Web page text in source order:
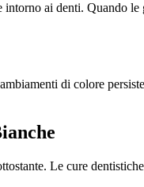
intorno ai denti. Quando
di colore
Le cure